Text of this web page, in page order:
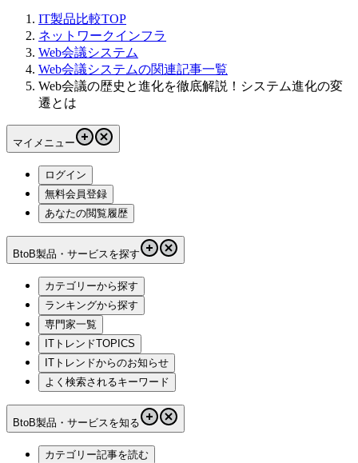
IT製品比較TOP
ネットワークインフラ
Web会議システム
Web会議システムの関連記事一覧
Web会議の歴史と進化を徹底解説！システム進化の変
遷とは
マイメニュー
ログイン
無料会員登録
あなたの閲覧履歴
BtoB製品・サービスを探す
カテゴリーから探す
ランキングから探す
専門家一覧
ITトレンドTOPICS
ITトレンドからのお知らせ
よく検索されるキーワード
BtoB製品・サービスを知る
カテゴリー記事を読む